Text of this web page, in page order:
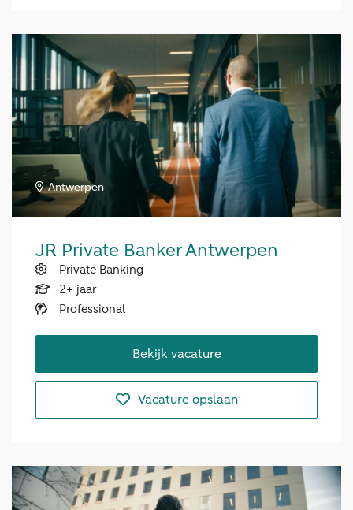
Antwerpen
JR Private Banker Antwerpen
Private Banking
2+ jaar
Professional
Bekijk vacature
Vacature opslaan